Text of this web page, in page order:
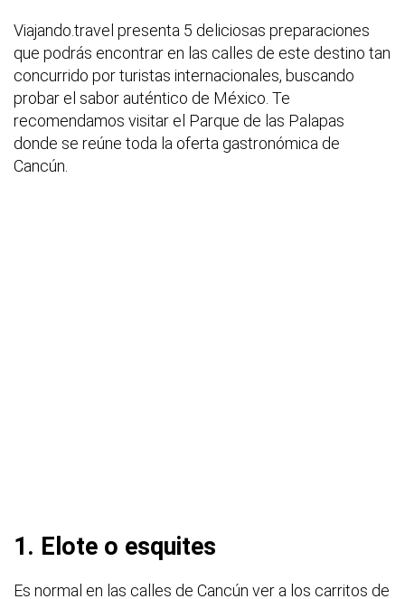
Viajando.travel presenta 5 deliciosas preparaciones
que podrás encontrar en las calles de este destino tan
concurrido por turistas internacionales, buscando
probar el sabor auténtico de México. Te
recomendamos visitar el Parque de las Palapas
donde se reúne toda la oferta gastronómica de
Cancún.
1. Elote o esquites
Es normal en las calles de Cancún ver a los carritos de